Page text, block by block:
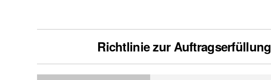
Richtlinie zur Auftragserfüllung